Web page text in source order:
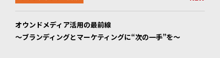
オウンドメディア活用の最前線
～ブランディングとマーケティングに“次の一手”を～